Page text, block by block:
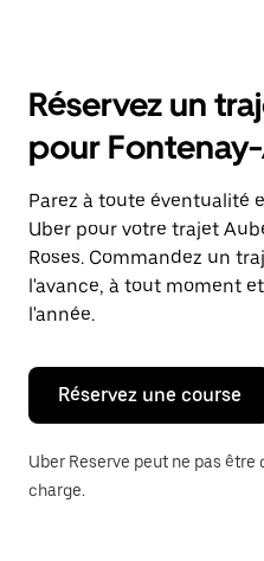
ouvrir
calendrier
et
sélectionner
une
date.
Appuyez
sur
la
touche
pour
fermer
calendrier.
Réservez un
pour
Parez à toute éventualité
Uber pour votre trajet
Roses. Commandez un
l'avance, à tout moment
l'année.
Réservez une course
Uber Reserve peut ne pas
charge.